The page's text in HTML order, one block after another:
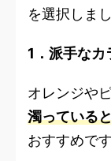
を選択しま
1．派手なカ
オレンジや
濁っている
おすすめです